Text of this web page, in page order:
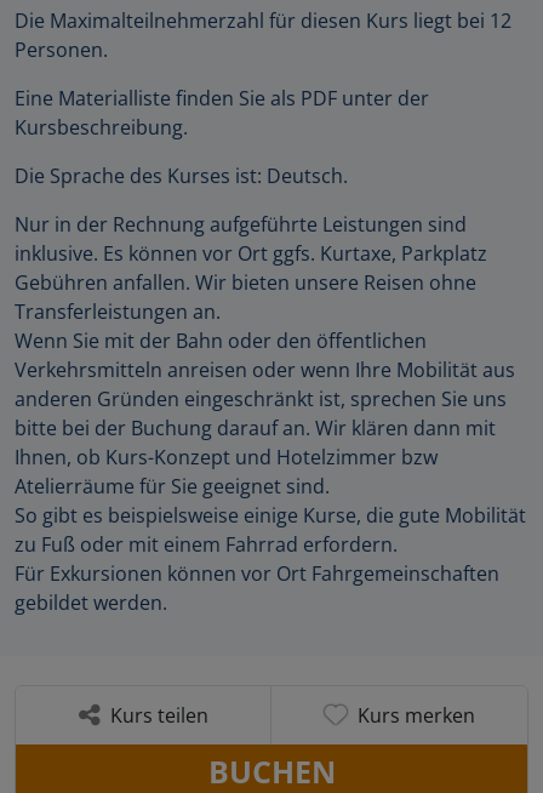
Die Maximalteilnehmerzahl für diesen Kurs liegt bei 12
Personen.
Eine Materialliste finden Sie als PDF unter der
Kursbeschreibung.
Die Sprache des Kurses ist: Deutsch.
Nur in der Rechnung aufgeführte Leistungen sind
inklusive. Es können vor Ort ggfs. Kurtaxe, Parkplatz
Gebühren anfallen. Wir bieten unsere Reisen ohne
Transferleistungen an.
Wenn Sie mit der Bahn oder den öffentlichen
Verkehrsmitteln anreisen oder wenn Ihre Mobilität aus
anderen Gründen eingeschränkt ist, sprechen Sie uns
bitte bei der Buchung darauf an. Wir klären dann mit
Ihnen, ob Kurs-Konzept und Hotelzimmer bzw
Atelierräume für Sie geeignet sind.
So gibt es beispielsweise einige Kurse, die gute Mobilität
zu Fuß oder mit einem Fahrrad erfordern.
Für Exkursionen können vor Ort Fahrgemeinschaften
gebildet werden.
Kurs teilen Kurs merken
BUCHEN